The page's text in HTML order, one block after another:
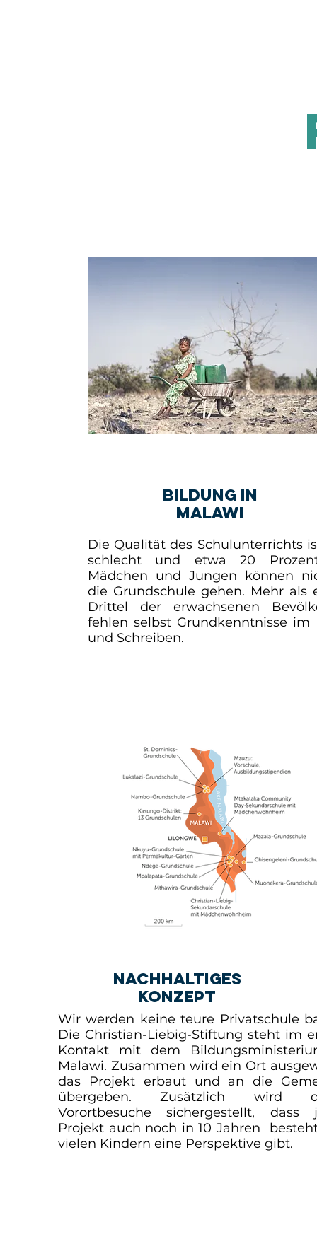
Bildung in
Malawi
Die Qualität des Schulunterrichts
schlecht und etwa 20
Mädchen und Jungen können
die Grundschule gehen. Mehr als
Drittel der erwachsenen
fehlen selbst Grundkenntnisse im
und Schreiben.
nachhaltiges
Konzept
Wir werden keine teure Privatschule
Die Christian-Liebig-Stiftung steht im
Kontakt mit dem
Malawi. Zusammen wird ein Ort
das Projekt erbaut und an die
übergeben. Zusätzlich wird
Vorortbesuche sichergestellt, dass
Projekt auch noch in 10 Jahren
vielen Kindern eine Perspektive gibt.